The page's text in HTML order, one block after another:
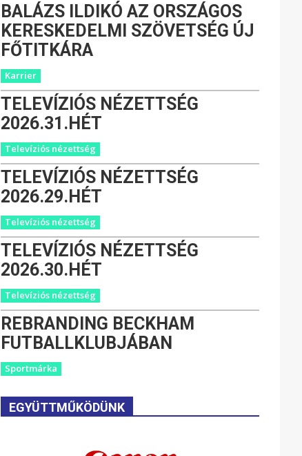
BALÁZS ILDIKÓ AZ ORSZÁGOS
KERESKEDELMI SZÖVETSÉG ÚJ
FŐTITKÁRA
Karrier
TELEVÍZIÓS NÉZETTSÉG
2026.31.HÉT
Televíziós nézettség
TELEVÍZIÓS NÉZETTSÉG
2026.29.HÉT
Televíziós nézettség
TELEVÍZIÓS NÉZETTSÉG
2026.30.HÉT
Televíziós nézettség
REBRANDING BECKHAM
FUTBALLKLUBJÁBAN
Sportmárka
EGYÜTTMŰKÖDÜNK